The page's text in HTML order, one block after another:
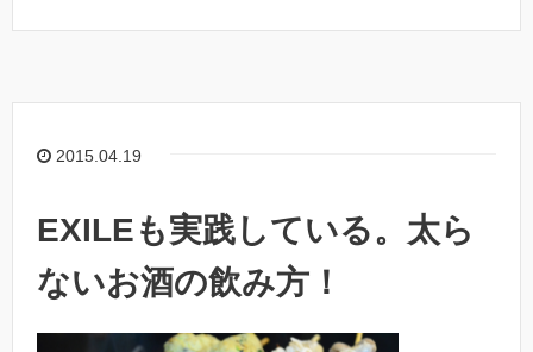
2015.04.19
EXILEも実践している。太ら
ないお酒の飲み方！